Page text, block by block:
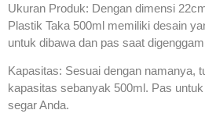
Ukuran Produk: Dengan dimensi
Plastik Taka 500ml memiliki desain
untuk dibawa dan pas saat
Kapasitas: Sesuai dengan namanya,
kapasitas sebanyak 500ml. Pas
segar Anda.